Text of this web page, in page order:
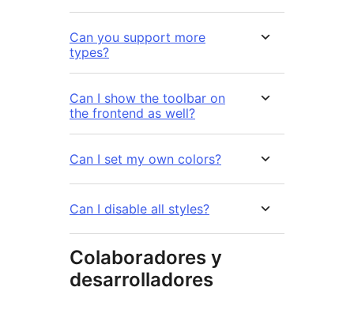
Can you support more
types?
Can I show the toolbar on
the frontend as well?
Can I set my own colors?
Can I disable all styles?
Colaboradores y
desarrolladores